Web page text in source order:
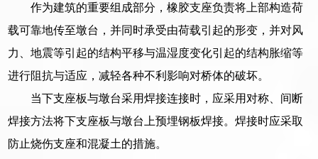
作为建筑的重要组成部分，橡胶支座负责将上部构造荷
载可靠地传至墩台，并同时承受由荷载引起的形变，并对风
力、地震等引起的结构平移与温湿度变化引起的结构胀缩等
进行阻抗与适应，减轻各种不利影响对桥体的破坏。
当下支座板与墩台采用焊接连接时，应采用对称、间断
焊接方法将下支座板与墩台上预埋钢板焊接。焊接时应采取
防止烧伤支座和混凝土的措施。